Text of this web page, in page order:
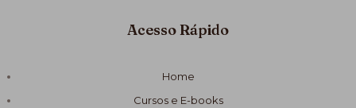
Acesso Rápido
Home
Cursos e E-books